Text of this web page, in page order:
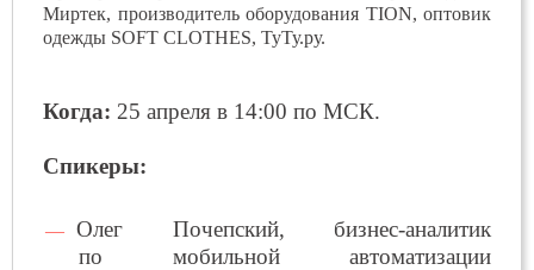
Миртек, производитель оборудования TION, оптовик
одежды SOFT CLOTHES, ТуТу.ру.
Когда: 25 апреля в 14:00 по МСК.
Спикеры:
Олег Почепский, бизнес-аналитик
по мобильной автоматизации